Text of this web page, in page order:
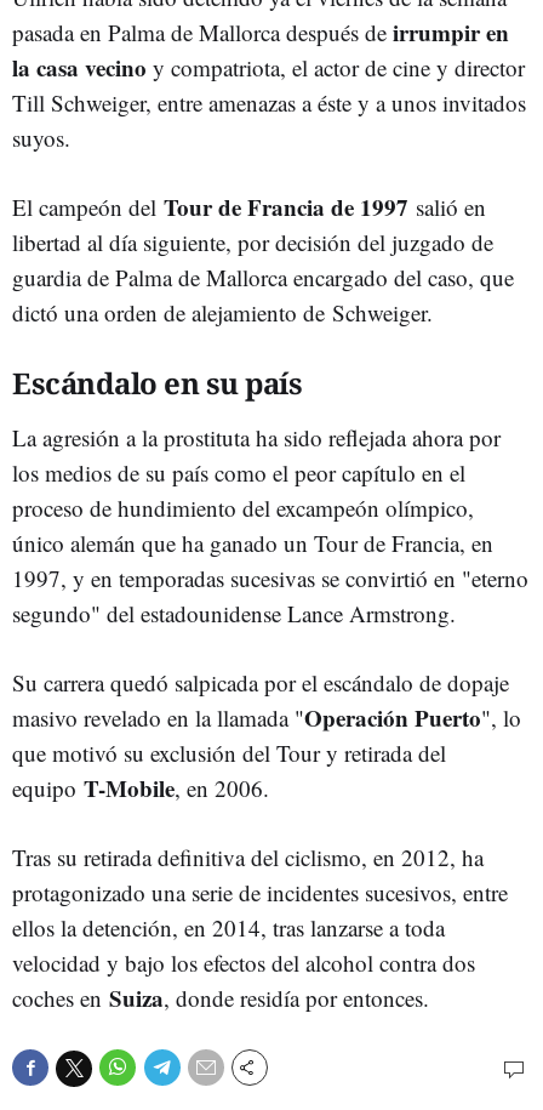
pasada en Palma de Mallorca después de irrumpir en
la casa vecino y compatriota, el actor de cine y director
Till Schweiger, entre amenazas a éste y a unos invitados
suyos.
El campeón del Tour de Francia de 1997 salió en
libertad al día siguiente, por decisión del juzgado de
guardia de Palma de Mallorca encargado del caso, que
dictó una orden de alejamiento de Schweiger.
Escándalo en su país
La agresión a la prostituta ha sido reflejada ahora por
los medios de su país como el peor capítulo en el
proceso de hundimiento del excampeón olímpico,
único alemán que ha ganado un Tour de Francia, en
1997, y en temporadas sucesivas se convirtió en "eterno
segundo" del estadounidense Lance Armstrong.
Su carrera quedó salpicada por el escándalo de dopaje
masivo revelado en la llamada "Operación Puerto", lo
que motivó su exclusión del Tour y retirada del
equipo T-Mobile, en 2006.
Tras su retirada definitiva del ciclismo, en 2012, ha
protagonizado una serie de incidentes sucesivos, entre
ellos la detención, en 2014, tras lanzarse a toda
velocidad y bajo los efectos del alcohol contra dos
coches en Suiza, donde residía por entonces.